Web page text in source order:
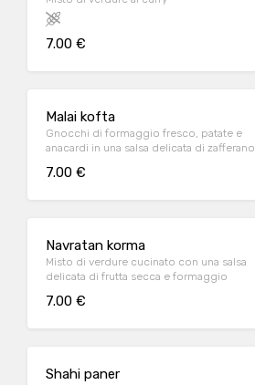
7.00 €
Malai kofta
Gnocchi di formaggio fresco, patate e
anacardi in una salsa delicata di zafferano
7.00 €
Navratan korma
Misto di verdure cucinato con una salsa
delicata di frutta secca e formaggio
7.00 €
Shahi paner